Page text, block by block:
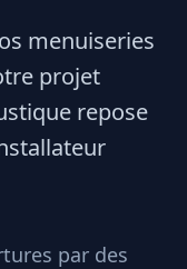
menuiseries
projet
repose
par des